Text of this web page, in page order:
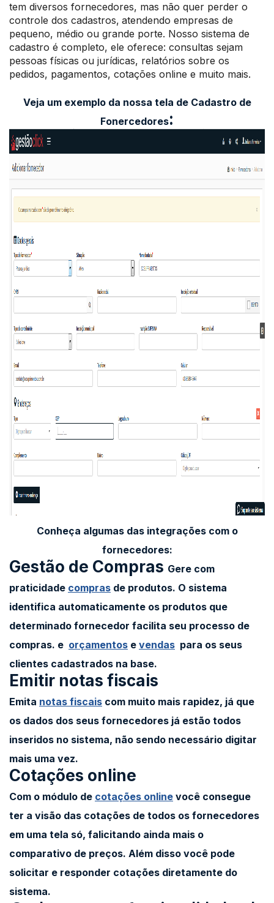
tem diversos fornecedores, mas não quer perder o
controle dos cadastros, atendendo empresas de
pequeno, médio ou grande porte. Nosso sistema de
cadastro é completo, ele oferece: consultas sejam
pessoas físicas ou jurídicas, relatórios sobre os
pedidos, pagamentos, cotações online e muito mais.
Veja um exemplo da nossa tela de Cadastro de
Fonercedores:
Conheça algumas das integrações com o
fornecedores:
Gestão de Compras Gere com
praticidade compras de produtos. O sistema
identifica automaticamente os produtos que
determinado fornecedor facilita seu processo de
compras. e orçamentos e vendas para os seus
clientes cadastrados na base.
Emitir notas fiscais
Emita notas fiscais com muito mais rapidez, já que
os dados dos seus fornecedores já estão todos
inseridos no sistema, não sendo necessário digitar
mais uma vez.
Cotações online
Com o módulo de cotações online você consegue
ter a visão das cotações de todos os fornecedores
em uma tela só, falicitando ainda mais o
comparativo de preços. Além disso você pode
solicitar e responder cotações diretamente do
sistema.